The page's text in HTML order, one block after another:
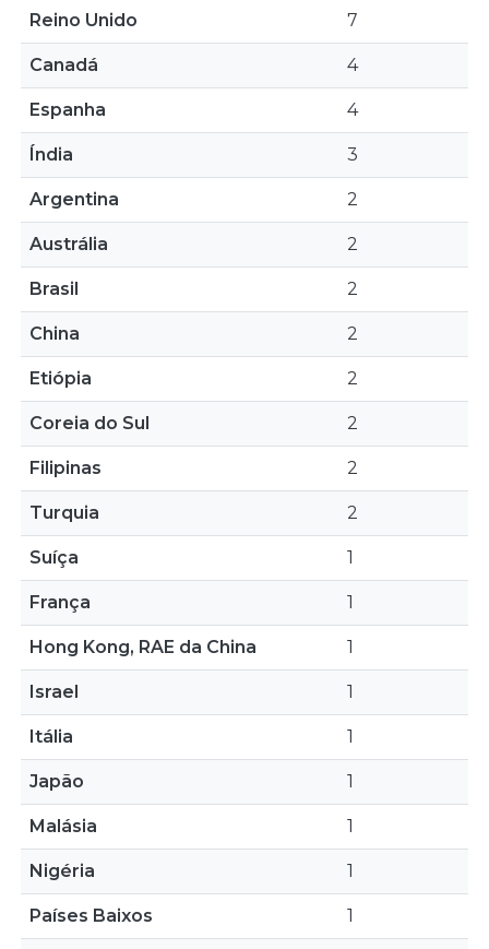
Reino Unido 7
Canadá 4
Espanha 4
Índia 3
Argentina 2
Austrália 2
Brasil 2
China 2
Etiópia 2
Coreia do Sul 2
Filipinas 2
Turquia 2
Suíça 1
França 1
Hong Kong, RAE da China 1
Israel 1
Itália 1
Japão 1
Malásia 1
Nigéria 1
Países Baixos 1